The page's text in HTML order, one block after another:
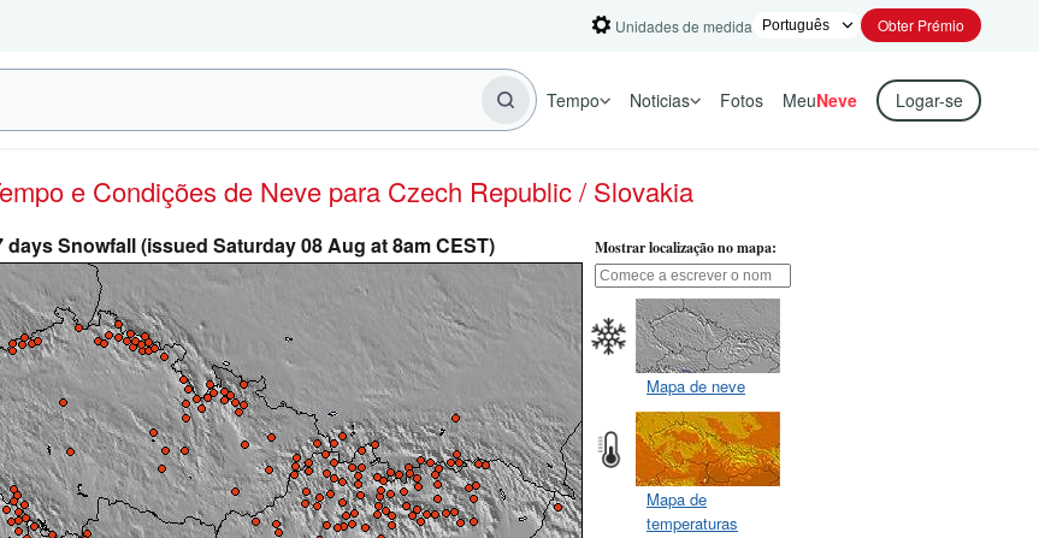
Unidades de medida Obter Prémio
Tempo Noticias Fotos MeuNeve Logar-se
e Condições de Neve para Czech Republic / Slovakia
days Snowfall (issued Saturday 08 Aug at 8am CEST) Mostrar localização no mapa:
Mapa de neve
Mapa de
temperaturas